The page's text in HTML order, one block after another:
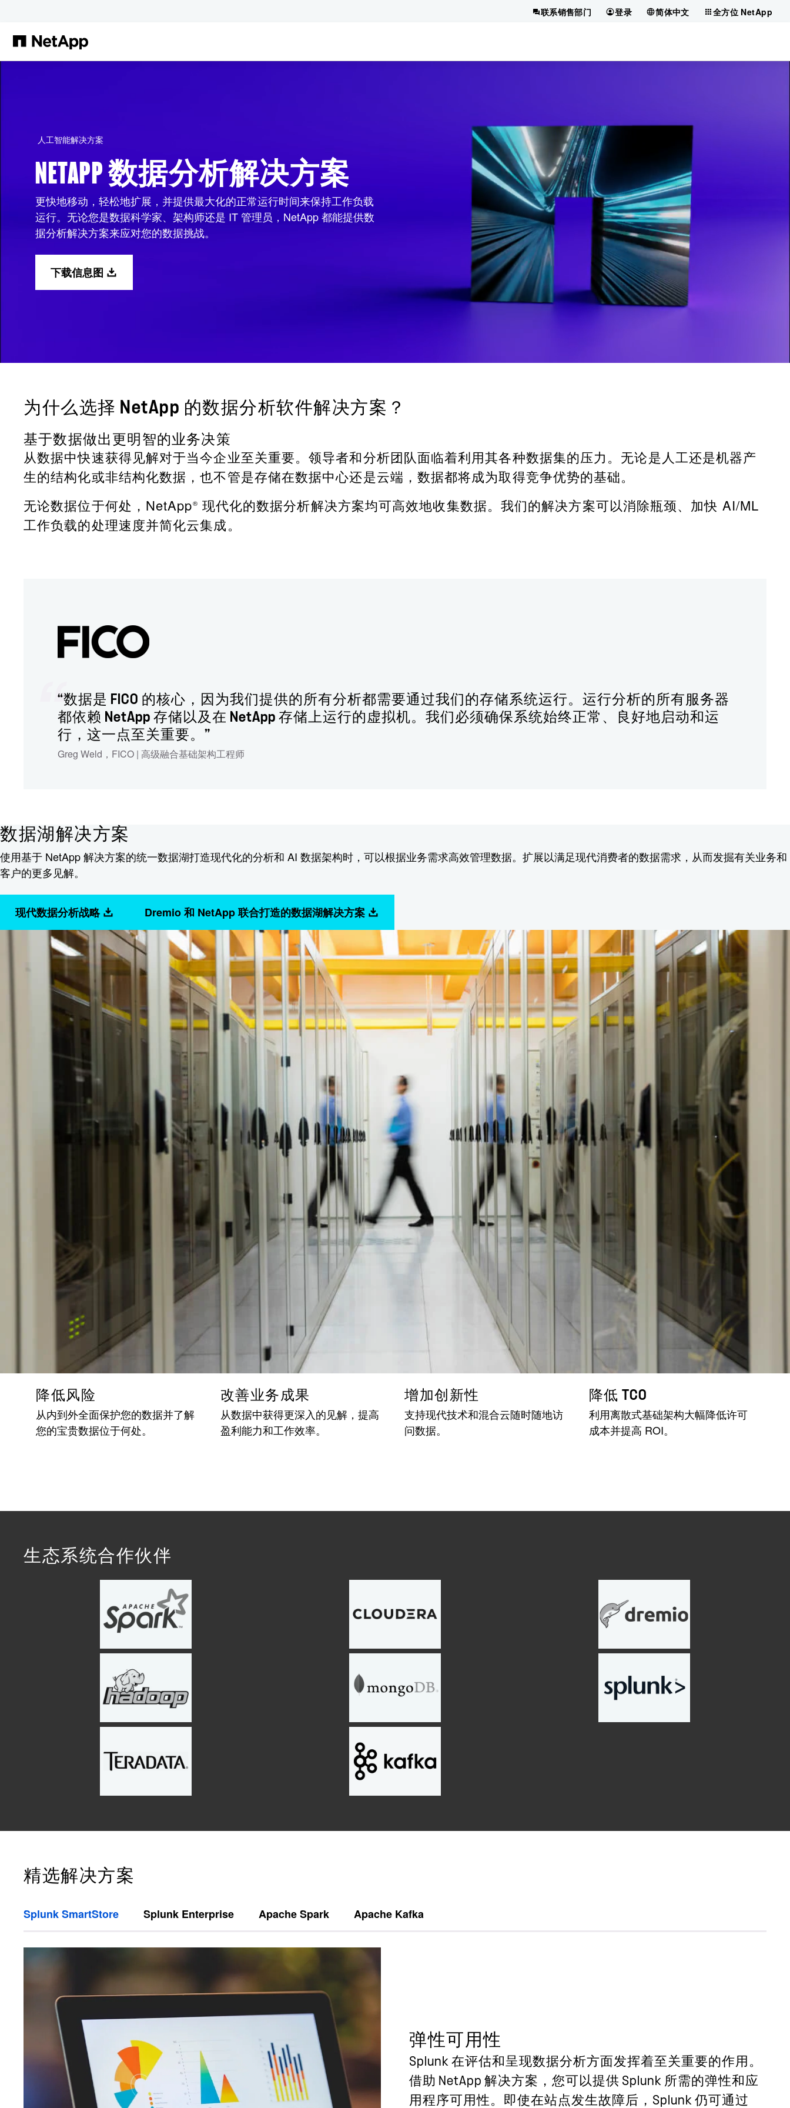
联系销售部门 登录 简体中文 全方位 NetApp
人工智能解决方案
NETAPP 数据分析解决方案
更快地移动，轻松地扩展，并提供最大化的正常运行时间来保持工作负载
运行。无论您是数据科学家、架构师还是 IT 管理员，NetApp 都能提供数
据分析解决方案来应对您的数据挑战。
下载信息图
为什么选择 NetApp 的数据分析软件解决方案？
基于数据做出更明智的业务决策
从数据中快速获得见解对于当今企业至关重要。领导者和分析团队面临着利用其各种数据集的压力。无论是人工还是机器产
生的结构化或非结构化数据，也不管是存储在数据中心还是云端，数据都将成为取得竞争优势的基础。
无论数据位于何处，NetApp® 现代化的数据分析解决方案均可高效地收集数据。我们的解决方案可以消除瓶颈、加快 AI/ML
工作负载的处理速度并简化云集成。
“数据是 FICO 的核心，因为我们提供的所有分析都需要通过我们的存储系统运行。运行分析的所有服务器
都依赖 NetApp 存储以及在 NetApp 存储上运行的虚拟机。我们必须确保系统始终正常、良好地启动和运
行，这一点至关重要。”
Greg Weld，FICO | 高级融合基础架构工程师
数据湖解决方案
使用基于 NetApp 解决方案的统一数据湖打造现代化的分析和 AI 数据架构时，可以根据业务需求高效管理数据。扩展以满足现代消费者的数据需求，从而发掘有关业务和
客户的更多见解。
现代数据分析战略 Dremio 和 NetApp 联合打造的数据湖解决方案
降低风险
从内到外全面保护您的数据并了解
您的宝贵数据位于何处。
改善业务成果
从数据中获得更深入的见解，提高
盈利能力和工作效率。
增加创新性
支持现代技术和混合云随时随地访
问数据。
降低 TCO
利用离散式基础架构大幅降低许可
成本并提高 ROI。
生态系统合作伙伴
精选解决方案
Splunk SmartStore Splunk Enterprise Apache Spark Apache Kafka
弹性可用性
Splunk 在评估和呈现数据分析方面发挥着至关重要的作用。
借助 NetApp 解决方案，您可以提供 Splunk 所需的弹性和应
用程序可用性。即使在站点发生故障后，Splunk 仍可通过